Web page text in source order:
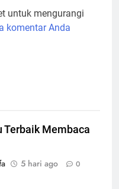
untuk mengurangi
komentar Anda
Terbaik Membaca
5 hari ago 0